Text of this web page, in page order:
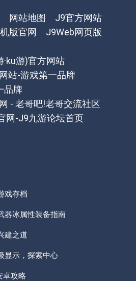
网站地图
J9官方网站
版官网
J9Web网页版
游)官方网站
站-游戏第一品牌
品牌
- 老哥吧!老哥交流社区
网-J9九游论坛首页
戏存档
器冰属性装备指南
建之道
显示，探索中心
卓攻略